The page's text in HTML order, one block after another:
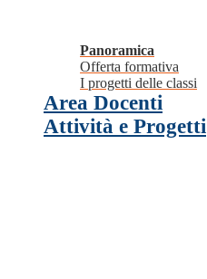
Panoramica
Offerta formativa
I progetti delle classi
Area Docenti
Attività e Progetti